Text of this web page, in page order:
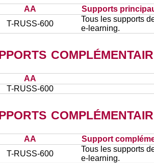
AA
Supports
T-RUSS-600
Tous les supports
e-learning.
AA
T-RUSS-600
AA
Support
T-RUSS-600
Tous les supports
e-learning.